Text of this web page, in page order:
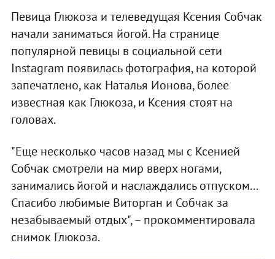
Певица Глюкоза и телеведущая Ксения Собчак
начали заниматься йогой. На странице
популярной певицы в социальной сети
Instagram появилась фотография, на которой
запечатлено, как Наталья Ионова, более
известная как Глюкоза, и Ксения стоят на
головах.
"Еще несколько часов назад мы с Ксенией
Собчак смотрели на мир вверх ногами,
занимались йогой и наслаждались отпуском...
Спасибо любимые Виторган и Собчак за
незабываемый отдых", – прокомментировала
снимок Глюкоза.